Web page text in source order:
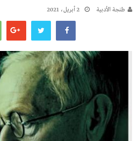
طنجة الأدبية 2 أبريل، 2021